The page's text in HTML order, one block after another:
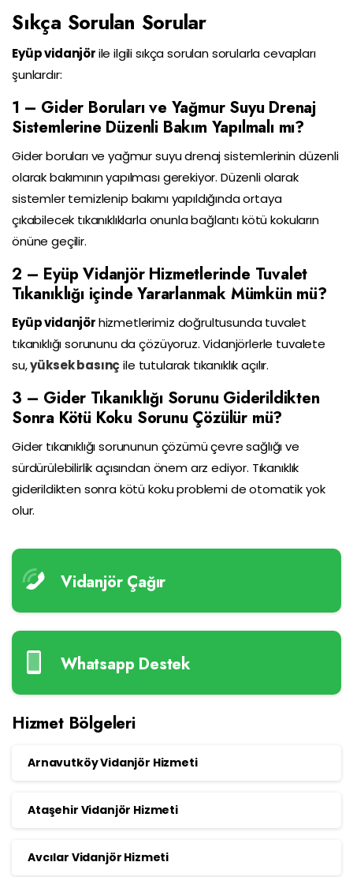
Sıkça Sorulan Sorular
Eyüp vidanjörile ilgili sıkça sorulan sorularla cevapları
şunlardır:
1 – Gider Boruları ve Yağmur Suyu Drenaj
Sistemlerine Düzenli Bakım Yapılmalı mı?
Gider boruları ve yağmur suyu drenaj sistemlerinin düzenli
olarak bakımının yapılması gerekiyor. Düzenli olarak
sistemler temizlenip bakımı yapıldığında ortaya
çıkabilecek tıkanıklıklarla onunla bağlantı kötü kokuların
önüne geçilir.
2 – Eyüp Vidanjör Hizmetlerinde Tuvalet
Tıkanıklığı içinde Yararlanmak Mümkün mü?
Eyüp vidanjörhizmetlerimiz doğrultusunda tuvalet
tıkanıklığı sorununu da çözüyoruz. Vidanjörlerle tuvalete
su,yüksek basınçile tutularak tıkanıklık açılır.
3 – Gider Tıkanıklığı Sorunu Giderildikten
Sonra Kötü Koku Sorunu Çözülür mü?
Gider tıkanıklığı sorununun çözümü çevre sağlığı ve
sürdürülebilirlik açısından önem arz ediyor. Tıkanıklık
giderildikten sonra kötü koku problemi de otomatik yok
olur.
Vidanjör Çağır
Whatsapp Destek
Hizmet Bölgeleri
Arnavutköy Vidanjör Hizmeti
Ataşehir Vidanjör Hizmeti
Avcılar Vidanjör Hizmeti